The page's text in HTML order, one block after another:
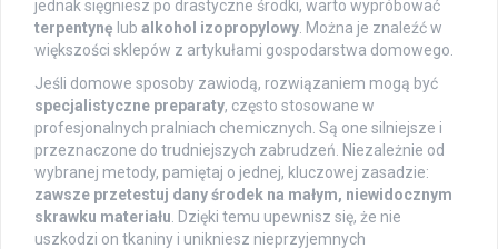
jednak sięgniesz po drastyczne środki, warto wypróbować
terpentynę lub alkohol izopropylowy . Można je znaleźć w
większości sklepów z artykułami gospodarstwa domowego.
Jeśli domowe sposoby zawiodą, rozwiązaniem mogą być
specjalistyczne preparaty, często stosowane w
profesjonalnych pralniach chemicznych. Są one silniejsze i
przeznaczone do trudniejszych zabrudzeń. Niezależnie od
wybranej metody, pamiętaj o jednej, kluczowej zasadzie:
zawsze przetestuj dany środek na małym, niewidocznym
skrawku materiału . Dzięki temu upewnisz się, że nie
uszkodzi on tkaniny i unikniesz nieprzyjemnych